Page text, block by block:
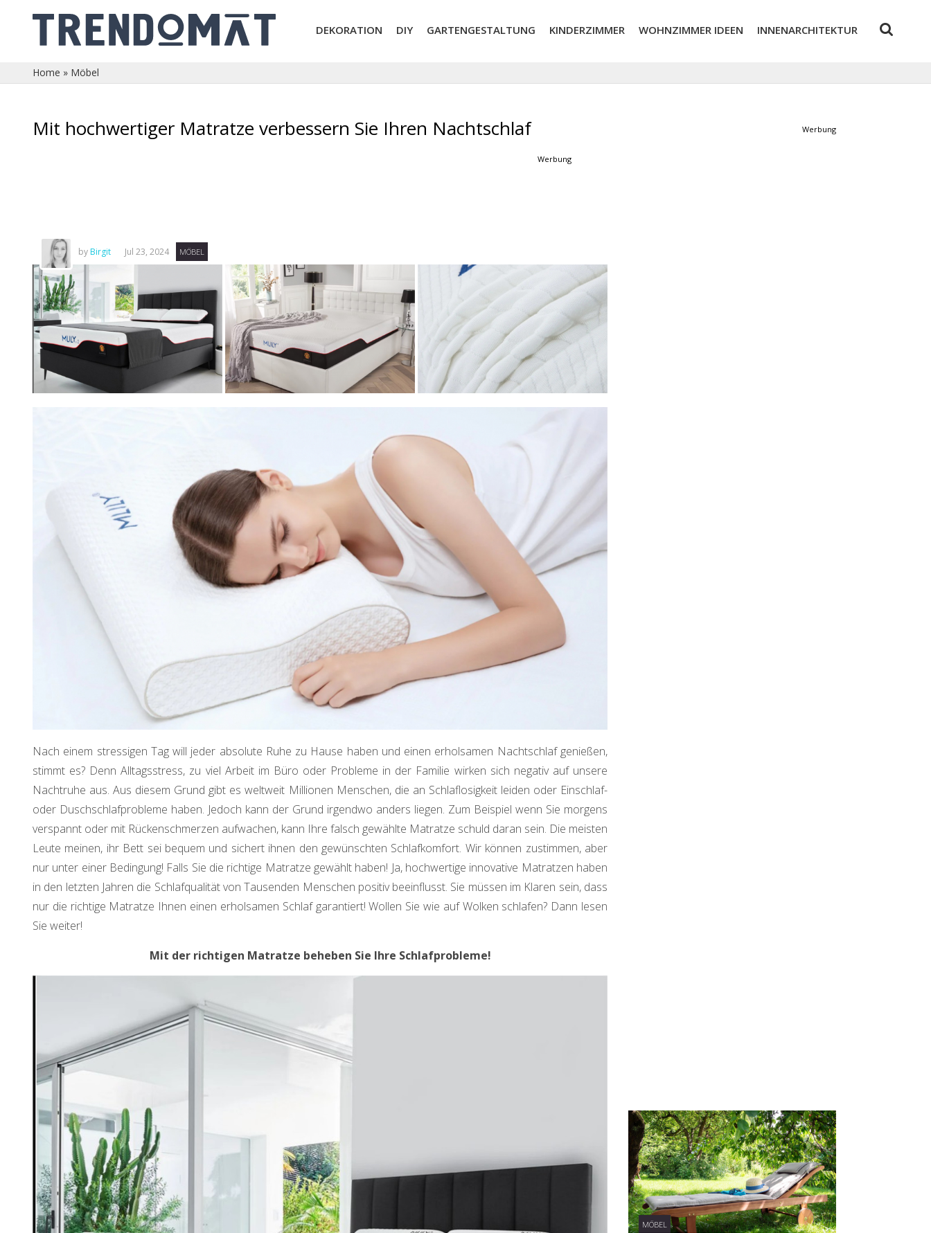
DEKORATION DIY GARTENGESTALTUNG KINDERZIMMER WOHNZIMMER IDEEN INNENARCHITEKTUR
Home » Möbel
Mit hochwertiger Matratze verbessern Sie Ihren Nachtschlaf
Werbung
by Birgit Jul 23, 2024 MÖBEL
Nach einem stressigen Tag will jeder absolute Ruhe zu Hause haben und einen erholsamen Nachtschlaf genießen,
stimmt es? Denn Alltagsstress, zu viel Arbeit im Büro oder Probleme in der Familie wirken sich negativ auf unsere
Nachtruhe aus. Aus diesem Grund gibt es weltweit Millionen Menschen, die an Schlaflosigkeit leiden oder Einschlaf-
oder Duschschlafprobleme haben. Jedoch kann der Grund irgendwo anders liegen. Zum Beispiel wenn Sie morgens
verspannt oder mit Rückenschmerzen aufwachen, kann Ihre falsch gewählte Matratze schuld daran sein. Die meisten
Leute meinen, ihr Bett sei bequem und sichert ihnen den gewünschten Schlafkomfort. Wir können zustimmen, aber
nur unter einer Bedingung! Falls Sie die richtige Matratze gewählt haben! Ja, hochwertige innovative Matratzen haben
in den letzten Jahren die Schlafqualität von Tausenden Menschen positiv beeinflusst. Sie müssen im Klaren sein, dass
nur die richtige Matratze Ihnen einen erholsamen Schlaf garantiert! Wollen Sie wie auf Wolken schlafen? Dann lesen
Sie weiter!
Mit der richtigen Matratze beheben Sie Ihre Schlafprobleme!
Werbung
MÖBEL